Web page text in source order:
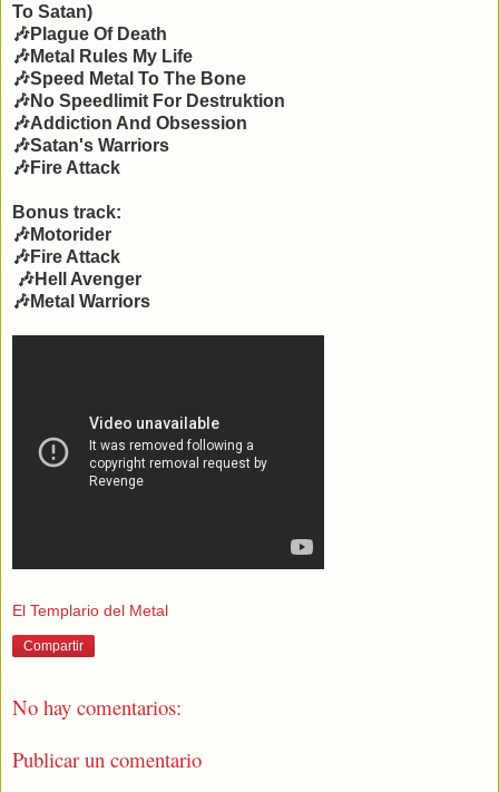
To Satan)
🎶Plague Of Death
🎶Metal Rules My Life
🎶Speed Metal To The Bone
🎶No Speedlimit For Destruktion
🎶Addiction And Obsession
🎶Satan's Warriors
🎶Fire Attack
Bonus track:
🎶Motorider
🎶Fire Attack
🎶Hell Avenger
🎶Metal Warriors
El Templario del Metal
Compartir
No hay comentarios:
Publicar un comentario